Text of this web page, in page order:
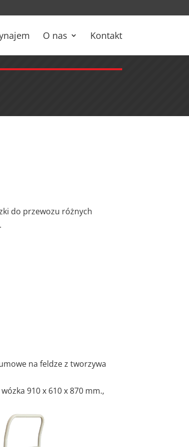
O nas Kontakt
do przewozu różnych
na feldze z tworzywa
910 x 610 x 870 mm.,